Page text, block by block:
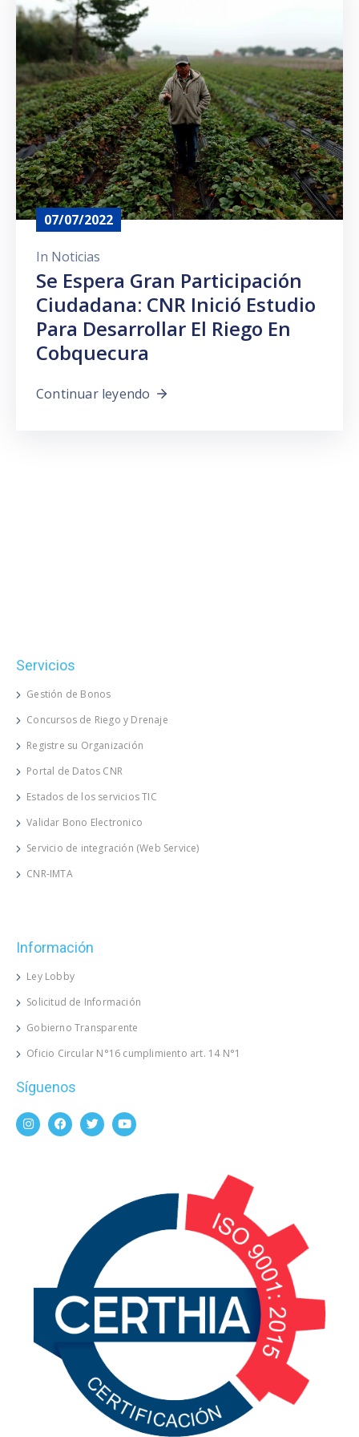
Prensa
07/07/2022
In Noticias
Se Espera Gran Participación
Ciudadana: CNR Inició Estudio
Para Desarrollar El Riego En
Cobquecura
Continuar leyendo
Servicios
Gestión de Bonos
Concursos de Riego y Drenaje
Registre su Organización
Portal de Datos CNR
Estados de los servicios TIC
Validar Bono Electronico
Servicio de integración (Web Service)
CNR-IMTA
Información
Ley Lobby
Solicitud de Información
Gobierno Transparente
Oficio Circular N°16 cumplimiento art. 14 N°1
Síguenos